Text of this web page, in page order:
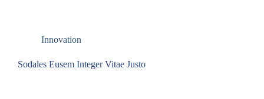
Innovation
Sodales Eusem Integer Vitae Justo